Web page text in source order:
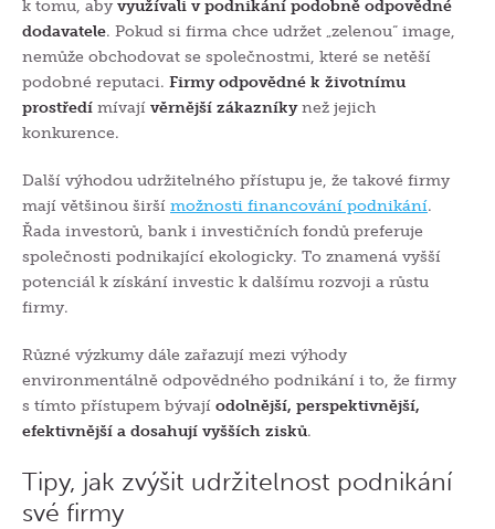
k tomu, aby využívali v podnikání podobně odpovědné
dodavatele. Pokud si firma chce udržet „zelenou“ image,
nemůže obchodovat se společnostmi, které se netěší
podobné reputaci. Firmy odpovědné k životnímu
prostředí mívají věrnější zákazníkynež jejich
konkurence.
Další výhodou udržitelného přístupu je, že takové firmy
mají většinou širší možnosti financování podnikání.
Řada investorů, bank i investičních fondů preferuje
společnosti podnikající ekologicky. To znamená vyšší
potenciál k získání investic k dalšímu rozvoji a růstu
firmy.
Různé výzkumy dále zařazují mezi výhody
environmentálně odpovědného podnikání i to, že firmy
s tímto přístupem bývají odolnější, perspektivnější,
efektivnější a dosahují vyšších zisků.
Tipy, jak zvýšit udržitelnost podnikání
své firmy